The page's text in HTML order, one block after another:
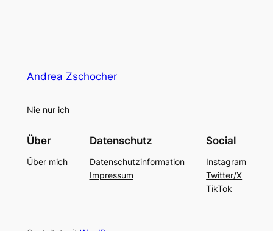
Andrea Zschocher
Nie nur ich
Über
Über mich
Datenschutz
Datenschutzinformation
Impressum
Social
Instagram
Twitter/X
TikTok